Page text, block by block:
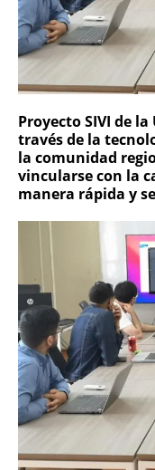
Proyecto SIVI de
través de la
la comunidad
vincularse con la
manera rápida y